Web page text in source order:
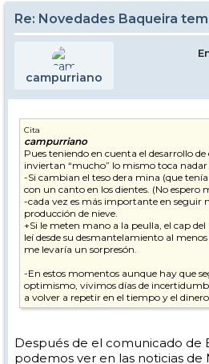
Re: Novedades Baqueira
campurriano
Cita
campurriano
Pues teniendo en cuenta el desarrollo
inviertan “mucho” lo mismo toca
-Si cambian el teso dera mina (que
con un canto en los dientes. (No espero
-cada vez es más importante en seguir
producción de nieve.
+Si le meten mano a la peulla, el cap
leí desde su desmantelamiento al
me levaría un sorpresón.
-En estos momentos aunque hay que
optimismo, vivimos días de
a volver a repetir en el tiempo y el
Después de el comunicado de
podemos ver en las noticias de